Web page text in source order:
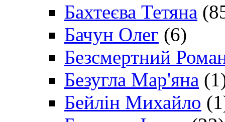
Бахтеєва Тетяна
Бачун Олег (6)
Безсмертний
Безугла Мар'яна
Бейлін Михайло